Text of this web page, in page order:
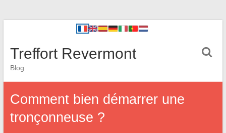
Treffort Revermont
Blog
Comment bien démarrer une
tronçonneuse ?